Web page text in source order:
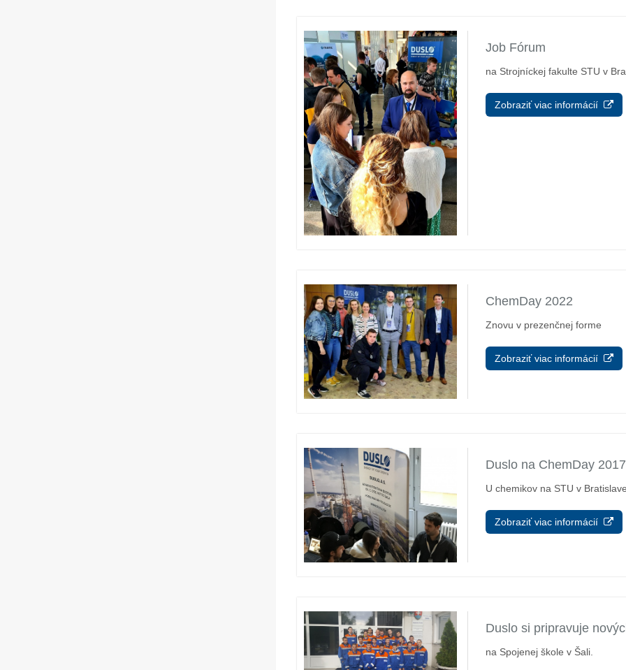
Job Fórum
na Strojníckej fakulte STU v
Zobraziť viac informácií
ChemDay 2022
Znovu v prezenčnej forme
Zobraziť viac informácií
Duslo na ChemDay 2017
U chemikov na STU v Bratislave
Zobraziť viac informácií
Duslo si pripravuje
na Spojenej škole v Šali.